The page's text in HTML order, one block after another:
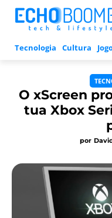
Tecnologia Cultura
O xScreen
tua Xbox
por